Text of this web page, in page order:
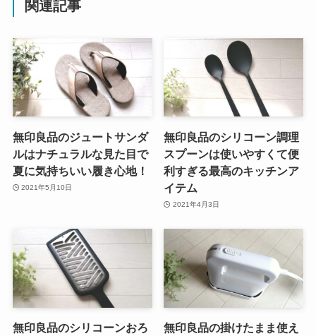
関連記事
無印良品のジュートサンダ
ルはナチュラルな見た目で
夏に気持ちいい履き心地！
2021年5月10日
無印良品のシリコーン調理
スプーンは使いやすくて便
利すぎる最高のキッチンア
イテム
2021年4月3日
無印良品のシリコーンおろ
無印良品の掛けたまま使え